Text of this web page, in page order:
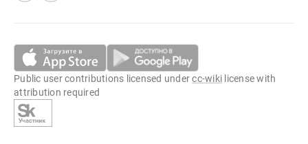
Public user contributions licensed undercc-wiki license with
attribution required